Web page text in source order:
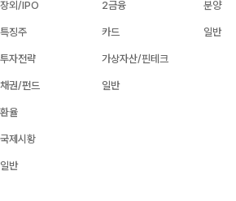
장외/IPO
특징주
투자전략
채권/펀드
환율
국제시황
일반
2금융
카드
가상자산/핀테크
일반
분양
일반